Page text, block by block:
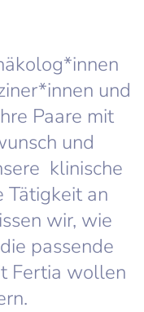
und
Paare mit
und
klinische
Tätigkeit an
wir, wie
passende
Fertia wollen